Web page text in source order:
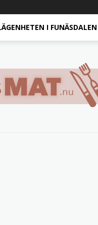
I FUNÄSDALEN